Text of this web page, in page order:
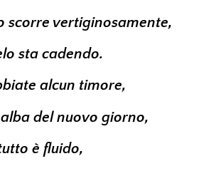
scorre vertiginosamente,
sta cadendo.
alcun timore,
alba del nuovo giorno,
è fluido,